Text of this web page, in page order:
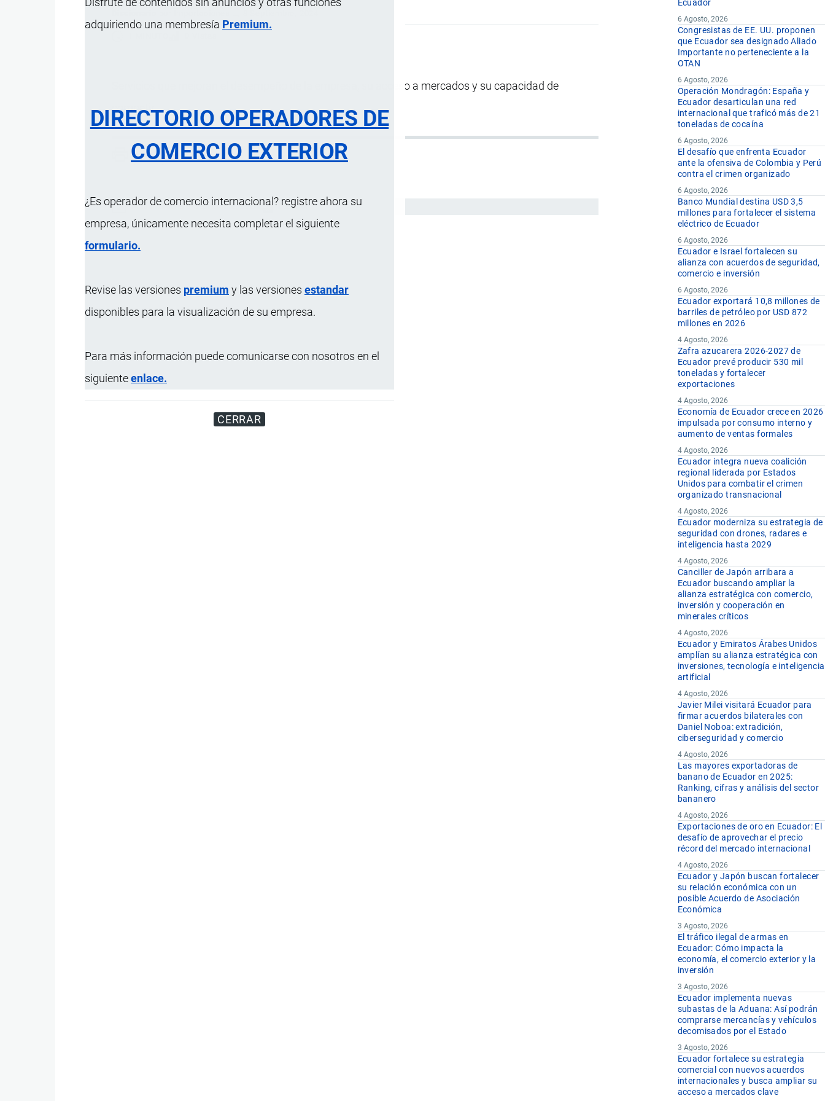
adquiriendo una membresía Premium.
DIRECTORIO OPERADORES DE
COMERCIO EXTERIOR
¿Es operador de comercio internacional? registre ahora su
empresa, únicamente necesita completar el siguiente
formulario.
Revise las versiones premium y las versiones estandar
disponibles para la visualización de su empresa.
Para más información puede comunicarse con nosotros en el
siguienteenlace.
CERRAR
Servicios que mejoran el desempeño de la empresa, su acceso a mercados y su capacidad de
competir.
Actualizado el 9 Septiembre, 2024 Español
Ecuador
6 Agosto, 2026
Congresistas de EE. UU. proponen
que Ecuador sea designado Aliado
Importante no perteneciente a la
OTAN
6 Agosto, 2026
Operación Mondragón: España y
Ecuador desarticulan una red
internacional que traficó más de 21
toneladas de cocaína
6 Agosto, 2026
El desafío que enfrenta Ecuador
ante la ofensiva de Colombia y Perú
contra el crimen organizado
6 Agosto, 2026
Banco Mundial destina USD 3,5
millones para fortalecer el sistema
eléctrico de Ecuador
6 Agosto, 2026
Ecuador e Israel fortalecen su
alianza con acuerdos de seguridad,
comercio e inversión
6 Agosto, 2026
Ecuador exportará 10,8 millones de
barriles de petróleo por USD 872
millones en 2026
4 Agosto, 2026
Zafra azucarera 2026-2027 de
Ecuador prevé producir 530 mil
toneladas y fortalecer
exportaciones
4 Agosto, 2026
Economía de Ecuador crece en 2026
impulsada por consumo interno y
aumento de ventas formales
4 Agosto, 2026
Ecuador integra nueva coalición
regional liderada por Estados
Unidos para combatir el crimen
organizado transnacional
4 Agosto, 2026
Ecuador moderniza su estrategia de
seguridad con drones, radares e
inteligencia hasta 2029
4 Agosto, 2026
Canciller de Japón arribara a
Ecuador buscando ampliar la
alianza estratégica con comercio,
inversión y cooperación en
minerales críticos
4 Agosto, 2026
Ecuador y Emiratos Árabes Unidos
amplían su alianza estratégica con
inversiones, tecnología e inteligencia
artificial
4 Agosto, 2026
Javier Milei visitará Ecuador para
firmar acuerdos bilaterales con
Daniel Noboa: extradición,
ciberseguridad y comercio
4 Agosto, 2026
Las mayores exportadoras de
banano de Ecuador en 2025:
Ranking, cifras y análisis del sector
bananero
4 Agosto, 2026
Exportaciones de oro en Ecuador: El
desafío de aprovechar el precio
récord del mercado internacional
4 Agosto, 2026
Ecuador y Japón buscan fortalecer
su relación económica con un
posible Acuerdo de Asociación
Económica
3 Agosto, 2026
El tráfico ilegal de armas en
Ecuador: Cómo impacta la
economía, el comercio exterior y la
inversión
3 Agosto, 2026
Ecuador implementa nuevas
subastas de la Aduana: Así podrán
comprarse mercancías y vehículos
decomisados por el Estado
3 Agosto, 2026
Ecuador fortalece su estrategia
comercial con nuevos acuerdos
internacionales y busca ampliar su
acceso a mercados clave